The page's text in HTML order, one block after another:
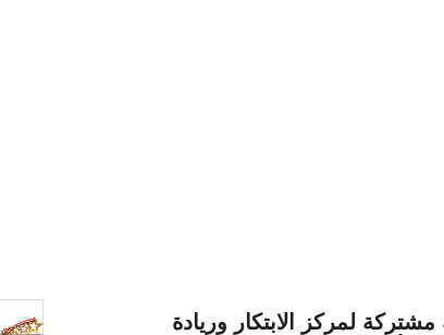
لمركز الابتكار وريادة